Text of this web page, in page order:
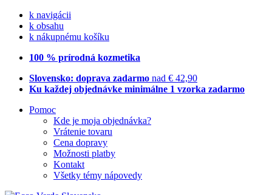
k navigácii
k obsahu
k nákupnému košíku
100 % prírodná kozmetika
Slovensko: doprava zadarmo nad € 42,90
Ku každej objednávke minimálne 1 vzorka zadarmo
Pomoc
Kde je moja objednávka?
Vrátenie tovaru
Cena dopravy
Možnosti platby
Kontakt
Všetky témy nápovedy